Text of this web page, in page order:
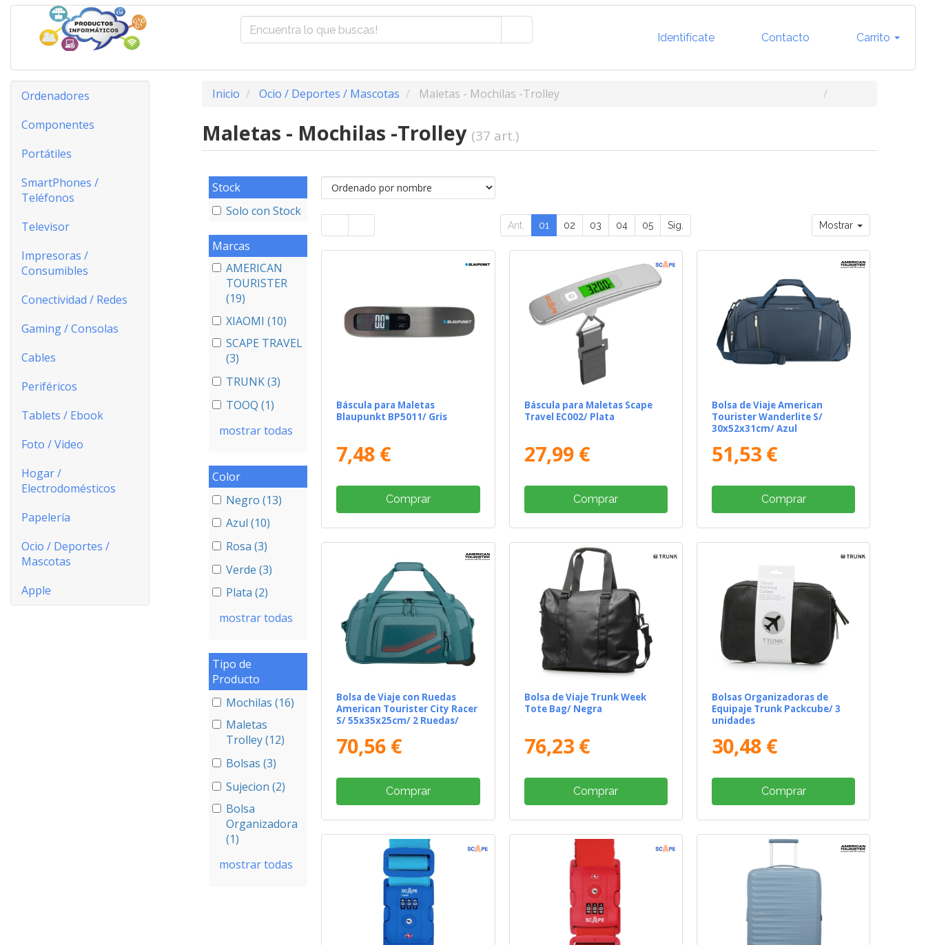
Identifícate Contacto Carrito
Ordenadores
Componentes
Portátiles
SmartPhones /
Teléfonos
Televisor
Impresoras /
Consumibles
Conectividad / Redes
Gaming / Consolas
Cables
Periféricos
Tablets / Ebook
Foto / Video
Hogar /
Electrodomésticos
Papelería
Ocio / Deportes /
Mascotas
Apple
Inicio Ocio / Deportes / Mascotas Maletas - Mochilas -Trolley
Maletas - Mochilas -Trolley (37 art.)
Stock
Solo con Stock
Marcas
AMERICAN
TOURISTER
(19)
XIAOMI (10)
SCAPE TRAVEL
(3)
TRUNK (3)
TOOQ (1)
mostrar todas
Color
Negro (13)
Azul (10)
Rosa (3)
Verde (3)
Plata (2)
mostrar todas
Tipo de
Producto
Mochilas (16)
Maletas
Trolley (12)
Bolsas (3)
Sujecion (2)
Bolsa
Organizadora
(1)
mostrar todas
Ant. 01 02 03 04 05 Sig. Mostrar
Báscula para Maletas
Blaupunkt BP5011/ Gris
7,48 €
Comprar
Báscula para Maletas Scape
Travel EC002/ Plata
27,99 €
Comprar
Bolsa de Viaje American
Tourister Wanderlite S/
30x52x31cm/ Azul
51,53 €
Comprar
Bolsa de Viaje con Ruedas
American Tourister City Racer
S/ 55x35x25cm/ 2 Ruedas/
70,56 €
Comprar
Bolsa de Viaje Trunk Week
Tote Bag/ Negra
76,23 €
Comprar
Bolsas Organizadoras de
Equipaje Trunk Packcube/ 3
unidades
30,48 €
Comprar